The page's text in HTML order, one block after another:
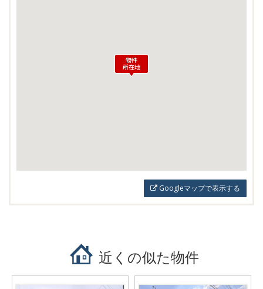
Googleマップで表示する
近くの似た物件